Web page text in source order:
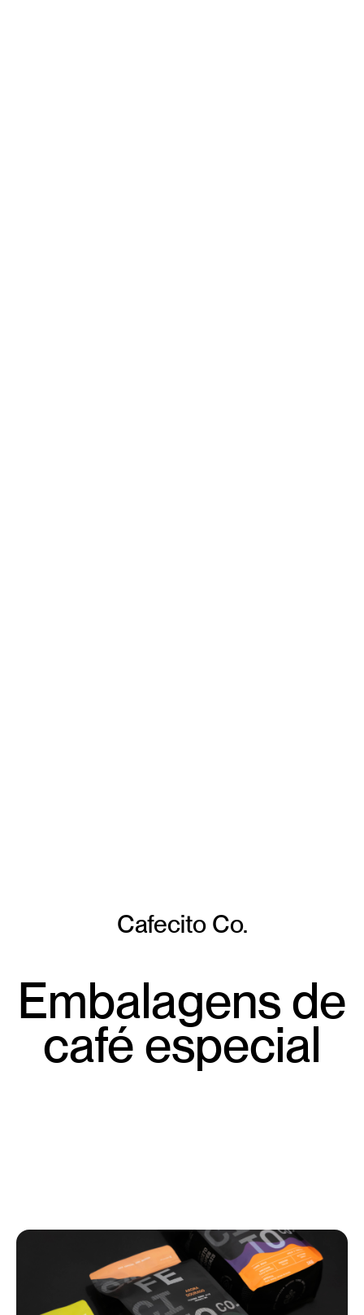
Cafecito Co.
Embalagens de
café especial